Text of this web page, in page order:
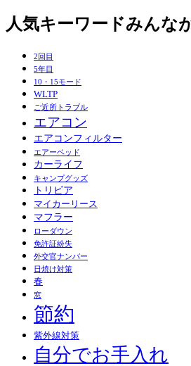
人気キーワードみんな
2回目
5年目
10・15モード
WLTP
ご近所トラブル
エアコン
エアコンフィルター
エアーベッド
カーライフ
キャンプグッズ
トリビア
マイカーリース
マフラー
ローダウン
免許証紛失
外交官ナンバー
日焼け対策
春
窓
節約
紫外線対策
自分でお手入れ